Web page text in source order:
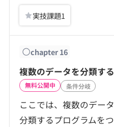
実技課題1
chapter16
複数のデータを分類する
無料公開中 条件分岐
ここでは、複数のデー
分類するプログラムを